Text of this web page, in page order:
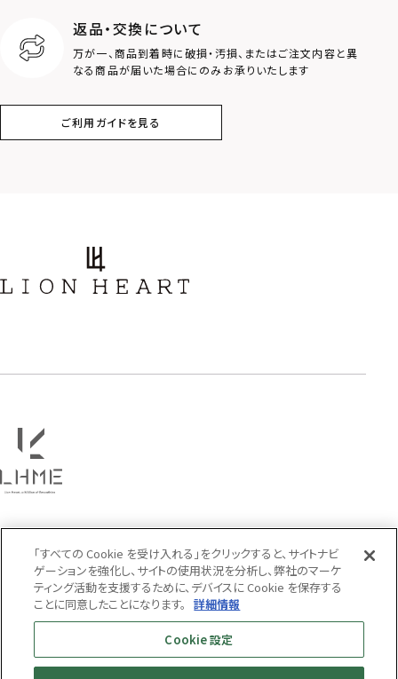
アラベスク スクロール
返品・交換について
万が一、商品到着時に破損・汚損、またはご注文内容と異
なる商品が届いた場合にのみお承りいたします
ご利用ガイドを見る
「すべての Cookie を受け入れる」をクリックすると、サイトナビ
ゲーションを強化し、サイトの使用状況を分析し、弊社のマーケ
ティング活動を支援するために、デバイスに Cookie を保存する
ことに同意したことになります。
詳細情報
Cookie 設定